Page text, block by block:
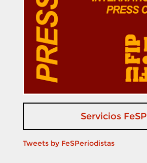
Servicios FeSP
Tweets by FeSPeriodistas